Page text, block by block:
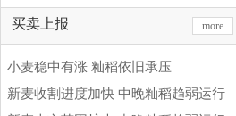
买卖上报 more
小麦稳中有涨 籼稻依旧承压
新麦收割进度加快 中晚籼稻趋弱运行